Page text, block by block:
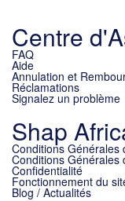
Centre
FAQ
Aide
Annulation et
Réclamations
Signalez un problème
Shap
Conditions Générales
Conditions Générales
Confidentialité
Fonctionnement du
Blog / Actualités